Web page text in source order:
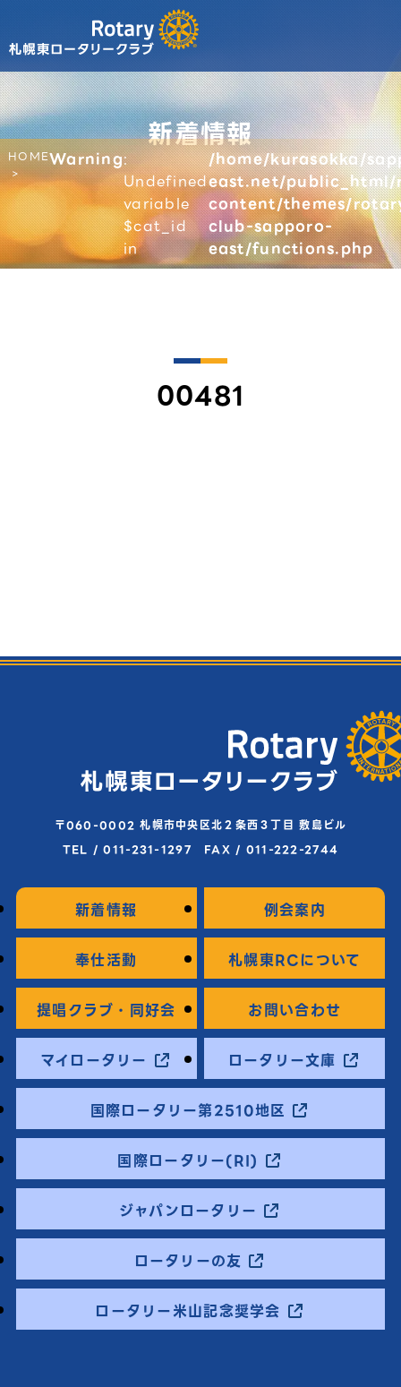
新着情報
HOMEWarning:
Undefined
variable
$cat_id
in
/home/kurasokka/
east.net/
content/themes/
club-sapporo-
east/functions.php
00481
〒060-0002 札幌市中央区北２条西３丁目 敷島ビル
TEL / 011-231-1297 FAX / 011-222-2744
新着情報 例会案内
奉仕活動 札幌東RCについて
提唱クラブ・同好会 お問い合わせ
マイロータリー ロータリー文庫
国際ロータリー第2510地区
国際ロータリー(RI)
ジャパンロータリー
ロータリーの友
ロータリー米山記念奨学会